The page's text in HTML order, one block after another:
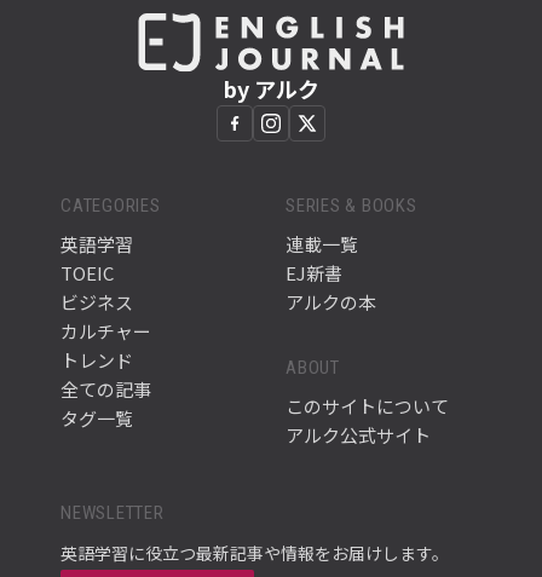
by アルク
CATEGORIES
英語学習
TOEIC
ビジネス
カルチャー
トレンド
全ての記事
タグ一覧
SERIES & BOOKS
連載一覧
EJ新書
アルクの本
ABOUT
このサイトについて
アルク公式サイト
NEWSLETTER
英語学習に役立つ最新記事や情報をお届けします。